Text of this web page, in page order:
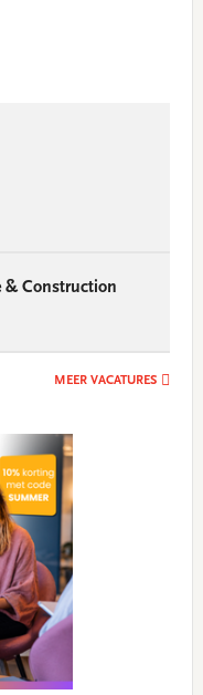
& Construction
MEER VACATURES